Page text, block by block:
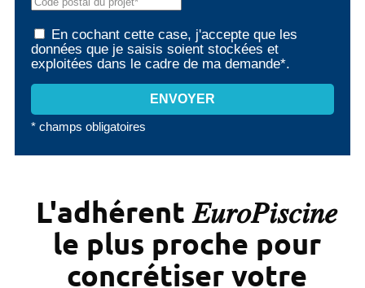
En cochant cette case, j'accepte que les
données que je saisis soient stockées et
exploitées dans le cadre de ma demande*.
* champs obligatoires
L'adhérent 𝐸𝑢𝑟𝑜𝑃𝑖𝑠𝑐𝑖𝑛𝑒
le plus proche pour
concrétiser votre